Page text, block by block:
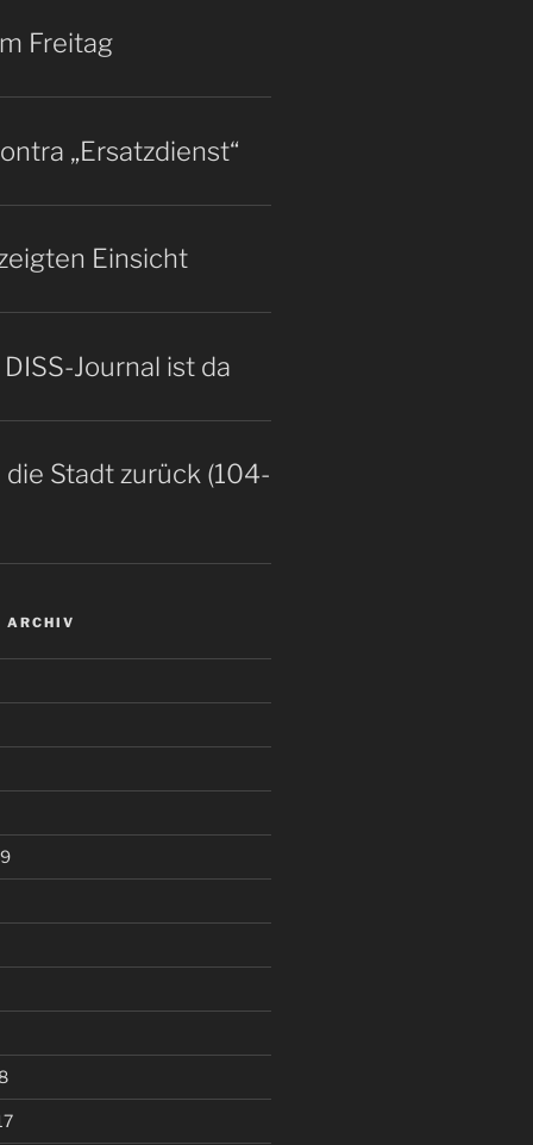
Freitag
„Ersatzdienst“
Einsicht
Journal ist da
Stadt zurück (104-
ARCHIV